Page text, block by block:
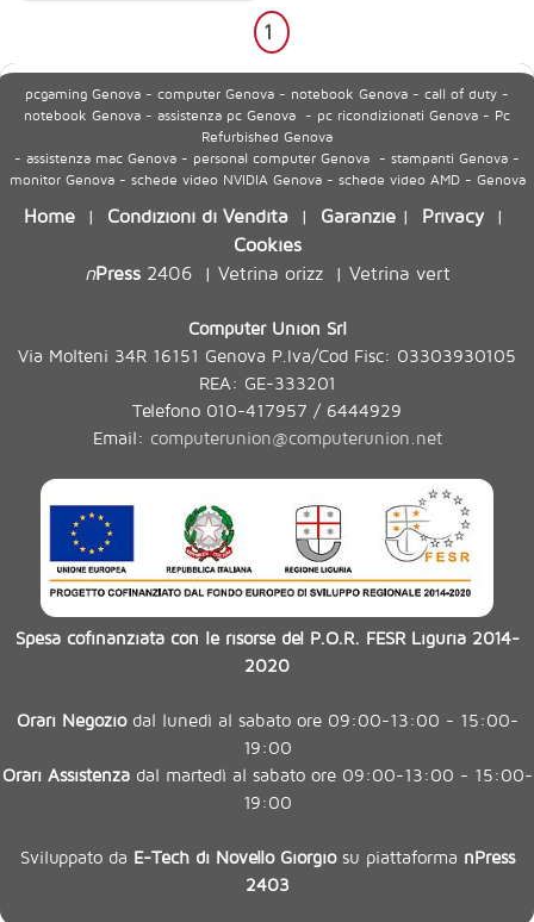
1
pcgaming Genova - computer Genova - notebook Genova - call of duty -
notebook Genova - assistenza pc Genova - pc ricondizionati Genova - Pc
Refurbished Genova
- assistenza mac Genova - personal computer Genova - stampanti Genova -
monitor Genova - schede video NVIDIA Genova - schede video AMD - Genova
Home | Condizioni di Vendita | Garanzie | Privacy|
Cookies
nPress2406| Vetrina orizz| Vetrina vert
Computer Union Srl
Via Molteni 34R 16151 Genova P.Iva/Cod Fisc: 03303930105
REA: GE-333201
Telefono 010-417957 / 6444929
Email: computerunion@computerunion.net
Spesa cofinanziata con le risorse del P.O.R. FESR Liguria 2014-
2020
Orari Negoziodal lunedì al sabato ore 09:00-13:00 - 15:00-
19:00
Orari Assistenzadal martedì al sabato ore 09:00-13:00 - 15:00-
19:00
Sviluppato da E-Tech di Novello Giorgiosu piattaforma nPress
2403